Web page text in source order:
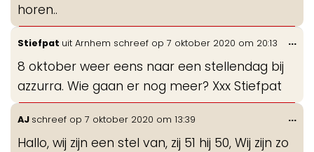
horen..
Stiefpat uit Arnhem schreef op 7 oktober 2020 om 20:13
8 oktober weer eens naar een stellendag bij
azzurra. Wie gaan er nog meer? Xxx Stiefpat
...
AJ schreef op 7 oktober 2020 om 13:39
Hallo, wij zijn een stel van, zij 51 hij 50, Wij zijn zo
...